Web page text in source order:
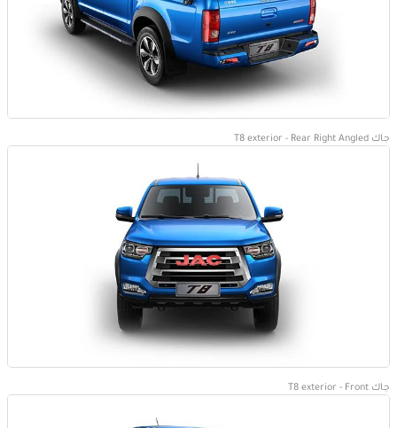
جاك T8 exterior - Rear Right Angled
جاك T8 exterior - Front